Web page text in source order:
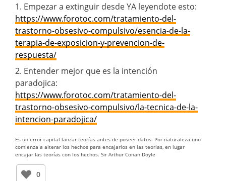
1. Empezar a extinguir desde YA leyendote esto:
https://www.forotoc.com/tratamiento-del-
trastorno-obsesivo-compulsivo/esencia-de-la-
terapia-de-exposicion-y-prevencion-de-
respuesta/
2. Entender mejor que es la intención
paradojica:
https://www.forotoc.com/tratamiento-del-
trastorno-obsesivo-compulsivo/la-tecnica-de-la-
intencion-paradojica/
Es un error capital lanzar teorías antes de poseer datos. Por naturaleza uno
comienza a alterar los hechos para encajarlos en las teorías, en lugar
encajar las teorías con los hechos. Sir Arthur Conan Doyle
0